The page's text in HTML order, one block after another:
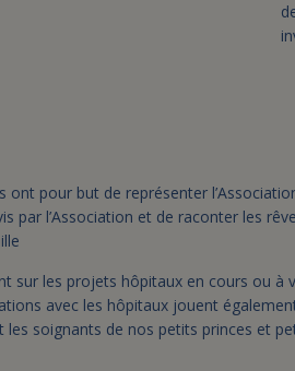
ont pour but de représenter
par l’Association et de raconter les
sur les projets hôpitaux en cours ou à
avec les hôpitaux jouent
les soignants de nos petits princes et